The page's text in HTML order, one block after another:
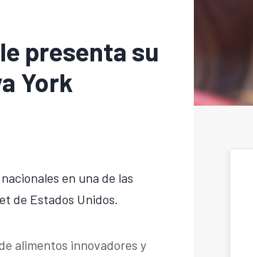
presenta su
York
en una de las
de Estados Unidos.
alimentos innovadores y